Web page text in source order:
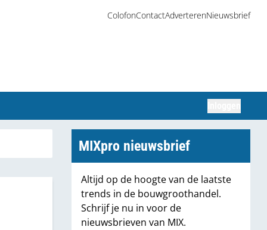
ColofonContactAdverterenNieuwsbrief
MIXpro nieuwsbrief
Altijd op de hoogte van de laatste
trends in de bouwgroothandel.
Schrijf je nu in voor de
nieuwsbrieven van MIX.